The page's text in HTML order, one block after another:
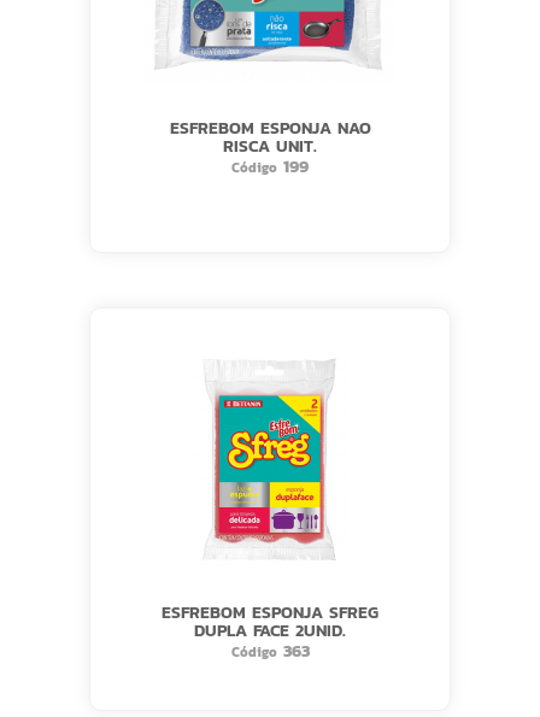
ESFREBOM ESPONJA NAO
RISCA UNIT.
Código 199
ESFREBOM ESPONJA SFREG
DUPLA FACE 2UNID.
Código363